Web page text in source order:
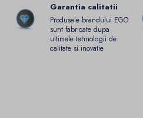
Garantia calitatii
Produsele brandului EGO
sunt fabricate dupa
ultimele tehnologii de
calitate si inovatie